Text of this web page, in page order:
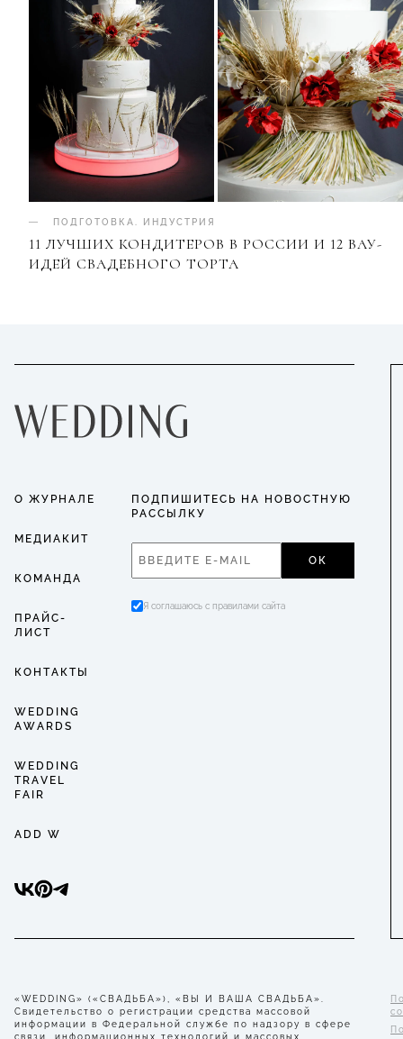
ПОДГОТОВКА ИНДУСТРИЯ
11 ЛУЧШИХ КОНДИТЕРОВ В РОССИИ И 12 ВАУ-
ИДЕЙ СВАДЕБНОГО ТОРТА
О ЖУРНАЛЕ
МЕДИАКИТ
КОМАНДА
ПРАЙС-
ЛИСТ
КОНТАКТЫ
WEDDING
AWARDS
WEDDING
TRAVEL
FAIR
ADD W
ПОДПИШИТЕСЬ НА НОВОСТНУЮ
РАССЫЛКУ
ОК
Я соглашаюсь с правилами сайта
«WEDDING» («СВАДЬБА»), «ВЫ И ВАША СВАДЬБА».
Свидетельство о регистрации средства массовой
информации в Федеральной службе по надзору в сфере
связи, информационных технологий и массовых